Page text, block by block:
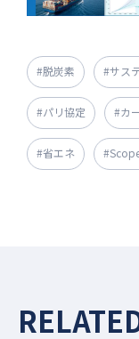
#脱炭素 #サス
#パリ協定 #カ
#省エネ